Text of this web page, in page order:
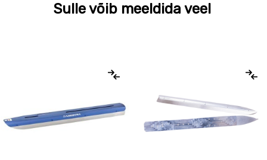
Sulle võib meeldida veel